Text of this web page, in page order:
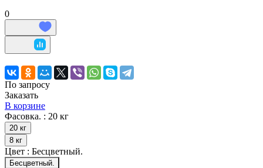
0
По запросу
Заказать
В корзине
Фасовка. : 20 кг
20 кг
8 кг
Цвет : Бесцветный.
Бесцветный.